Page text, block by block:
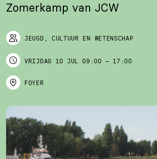
Zomerkamp van JCW
JEUGD, CULTUUR EN WETENSCHAP
VRIJDAG 10 JUL 09:00 – 17:00
FOYER